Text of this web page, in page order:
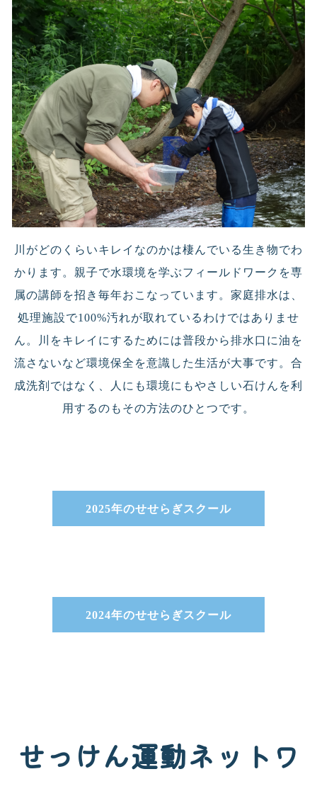
川がどのくらいキレイなのかは棲んでいる生き物でわ
かります。親子で水環境を学ぶフィールドワークを専
属の講師を招き毎年おこなっています。家庭排水は、
処理施設で100%汚れが取れているわけではありませ
ん。川をキレイにするためには普段から排水口に油を
流さないなど環境保全を意識した生活が大事です。合
成洗剤ではなく、人にも環境にもやさしい石けんを利
用するのもその方法のひとつです。
2025年のせせらぎスクール
2024年のせせらぎスクール
せっけん運動ネットワ